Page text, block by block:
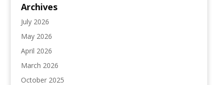
Archives
July 2026
May 2026
April 2026
March 2026
October 2025